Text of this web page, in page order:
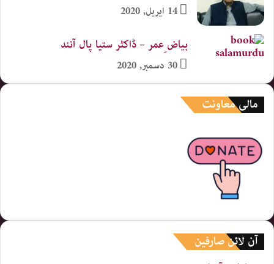
14 اپریل, 2020
بیاض ِعمر – ڈاکٹر ستیا پال آنند
30 دسمبر, 2020
مالی معاونت
آن لائن صارفین